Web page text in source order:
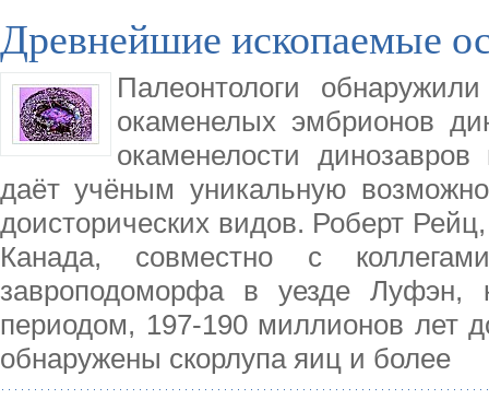
Древнейшие ископаемые
Палеонтологи
окаменелых эмбрионов
окаменелости
даёт учёным уникальную
доисторических видов. Роберт
Канада, совместно с
завроподоморфа в уезде Луфэн,
периодом, 197-190 миллионов лет
обнаружены скорлупа яиц и более